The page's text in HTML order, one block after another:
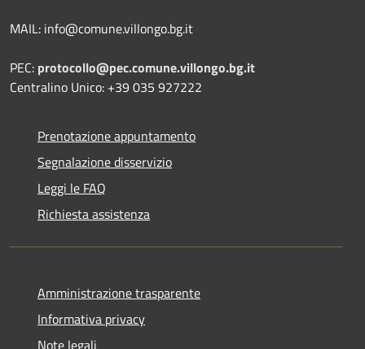
MAIL: info@comune.villongo.bg.it
PEC: protocollo@pec.comune.villongo.bg.it
Centralino Unico: +39 035 927222
Prenotazione appuntamento
Segnalazione disservizio
Leggi le FAQ
Richiesta assistenza
Amministrazione trasparente
Informativa privacy
Note legali